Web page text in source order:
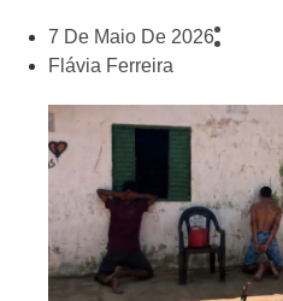
7 De Maio De 2026
Flávia Ferreira